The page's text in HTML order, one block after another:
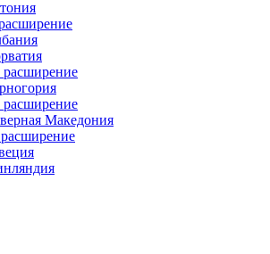
расширение
расширение
Македония